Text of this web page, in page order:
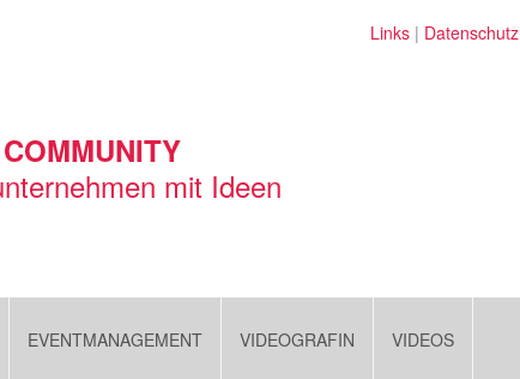
Links | Datenschutz
mit Ideen
EVENTMANAGEMENT VIDEOGRAFIN VIDEOS